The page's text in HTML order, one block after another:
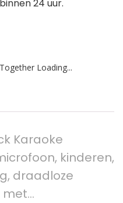
24 uur.
Loading...
Karaoke
kinderen,
draadloze